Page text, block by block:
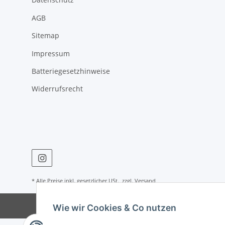
AGB
Sitemap
Impressum
Batteriegesetzhinweise
Widerrufsrecht
* Alle Preise inkl. gesetzlicher USt., zzgl.Versand
Wie wir Cookies & Co nutzen